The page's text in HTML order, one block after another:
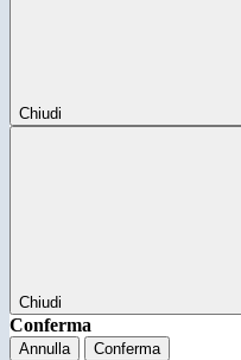
Chiudi
Chiudi
Conferma
Annulla Conferma